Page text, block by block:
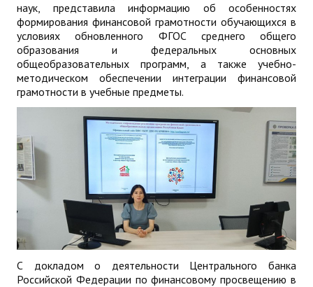
наук, представила информацию об особенностях
формирования финансовой грамотности обучающихся в
условиях обновленного ФГОС среднего общего
образования и федеральных основных
общеобразовательных программ, а также учебно-
методическом обеспечении интеграции финансовой
грамотности в учебные предметы.
С докладом о деятельности Центрального банка
Российской Федерации по финансовому просвещению в